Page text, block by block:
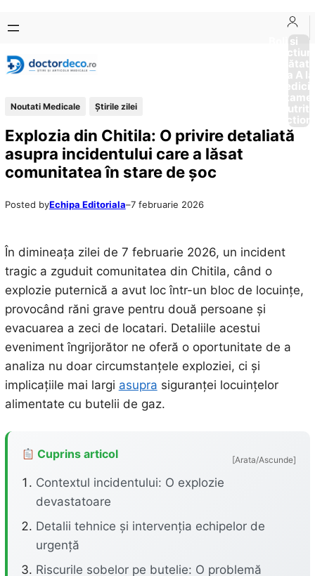
conținut
content
Boli si
Afectiuni
Sănătate
de la A
Noutati Medicale Știrile zilei
Explozia din Chitila: O privire detaliată
asupra incidentului care a lăsat
comunitatea în stare de șoc
Posted byEchipa Editoriala–7 februarie 2026
În dimineața zilei de 7 februarie 2026, un incident
tragic a zguduit comunitatea din Chitila, când o
explozie puternică a avut loc într-un bloc de locuințe,
provocând răni grave pentru două persoane și
evacuarea a zeci de locatari. Detaliile acestui
eveniment îngrijorător ne oferă o oportunitate de a
analiza nu doar circumstanțele exploziei, ci și
implicațiile mai largi asupra siguranței locuințelor
alimentate cu butelii de gaz.
Cuprins articol [Arata/Ascunde]
Contextul incidentului: O explozie
devastatoare
Detalii tehnice și intervenția echipelor de
urgență
Riscurile sobelor pe butelie: O problemă